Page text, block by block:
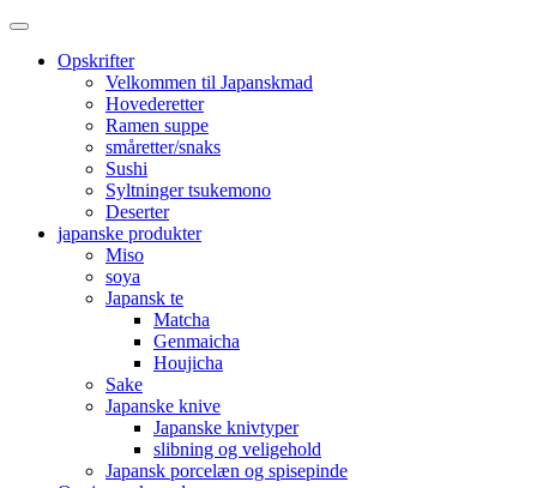
Opskrifter
Velkommen til Japanskmad
Hovederetter
Ramen suppe
småretter/snaks
Sushi
Syltninger tsukemono
Deserter
japanske produkter
Miso
soya
Japansk te
Matcha
Genmaicha
Houjicha
Sake
Japanske knive
Japanske knivtyper
slibning og veligehold
Japansk porcelæn og spisepinde